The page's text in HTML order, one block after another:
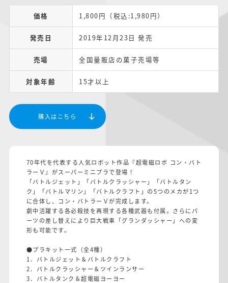
価格 1,800円（税込:1,980円）
発売日 2019年12月23日 発売
売場 全国量販店の菓子売場等
対象年齢 15才以上
購入はこちら
70年代を代表する人気ロボット作品『超電磁ロボ コン・バト
ラーＶ』がスーパーミニプラで登場！
「バトルジェット」「バトルクラッシャー」「バトルタン
ク」「バトルマリン」「バトルクラフト」の5つのメカが1つ
に合体し、コン・バトラーＶが完成します。
劇中活躍する各必殺技を再現する各種武器も付属。さらにパ
ーツの差し替えにより巨大戦車「グランダッシャー」への変
形も可能です。
●プラキット一式（全4種）
1．バトルジェット＆バトルクラフト
2．バトルクラッシャー＆ツインランサー
3．バトルタンク＆超電磁ヨーヨー